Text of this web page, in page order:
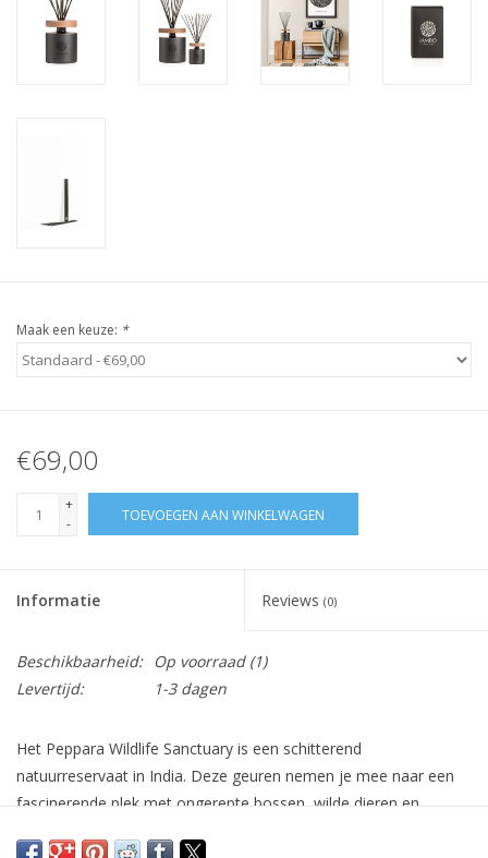
Maak een keuze: *
€69,00
+
-
TOEVOEGEN AAN WINKELWAGEN
Informatie Reviews (0)
Beschikbaarheid: Op voorraad(1)
Levertijd:
1-3 dagen
Het Peppara Wildlife Sanctuary is een schitterend
natuurreservaat in India. Deze geuren nemen je mee naar een
fascinerende plek met ongerepte bossen, wilde dieren en